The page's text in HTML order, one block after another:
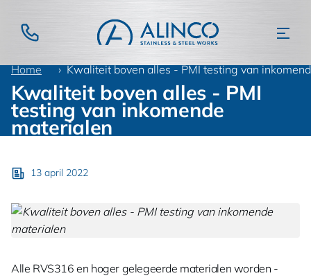
Home Nieuws
Algemeen
Kwaliteit boven alles - PMI testing van
Kwaliteit boven alles - PMI
testing van inkomende
materialen
13 april 2022
Alle RVS316 en hoger gelegeerde materialen worden -